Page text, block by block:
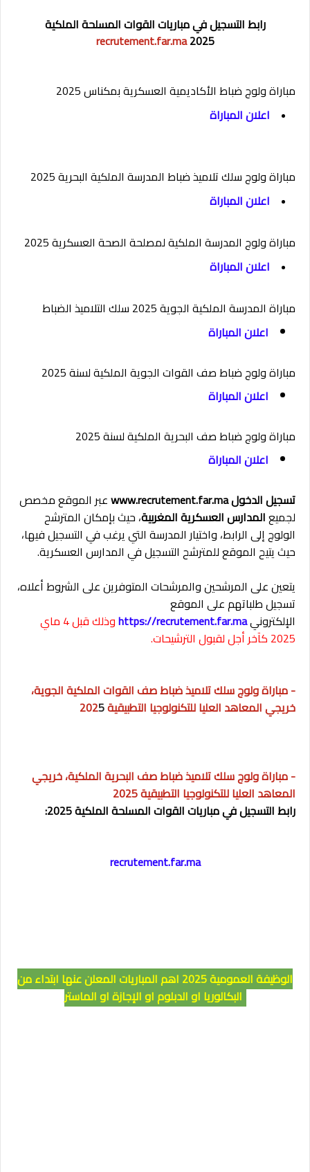
رابط التسجيل في مباريات القوات المسلحة الملكية
2025
recrutement.far.ma
مباراة ولوج ضباط الأكاديمية العسكرية بمكناس 2025
اعلان المباراة
مباراة ولوج سلك تلاميذ ضباط المدرسة الملكية البحرية 2025
اعلان المباراة
مباراة ولوج المدرسة الملكية لمصلحة الصحة العسكرية 2025
اعلان المباراة
مباراة المدرسة الملكية الجوية 2025 سلك التلاميذ الضباط
اعلان المباراة
مباراة ولوج ضباط صف القوات الجوية الملكية لسنة 2025
اعلان المباراة
مباراة ولوج ضباط صف البحرية الملكية لسنة 2025
اعلان المباراة
تسجيل الدخول www.recrutement.far.ma
عبر الموقع مخصص
لجميعالمدارس العسكرية المغربية، حيث بإمكان المترشح
الولوج إلى الرابط، واختيار المدرسة التي يرغب في التسجيل فيها،
حيث يتيح الموقع للمترشح التسجيل في المدارس العسكرية.
يتعين على المرشحين والمرشحات المتوفرين على الشروط أعلاه،
تسجيل طلباتهم على الموقع
الإلكترونيhttps://recrutement.far.ma
وذلك قبل 4 ماي
2025 كآخر أجل لقبول الترشيحات.
- مباراة ولوج سلك تلاميذ ضباط صف القوات الملكية الجوية،
خريجي المعاهد العليا للتكنولوجيا التطبيقية 2025
- مباراة ولوج سلك تلاميذ ضباط صف البحرية الملكية، خريجي
المعاهد العليا للتكنولوجيا التطبيقية 2025
رابط التسجيل في مباريات القوات المسلحة الملكية 2025:
recrutement.far.ma
الوظيفة العمومية 2025 اهم المباريات المعلن عنها ابتداء من